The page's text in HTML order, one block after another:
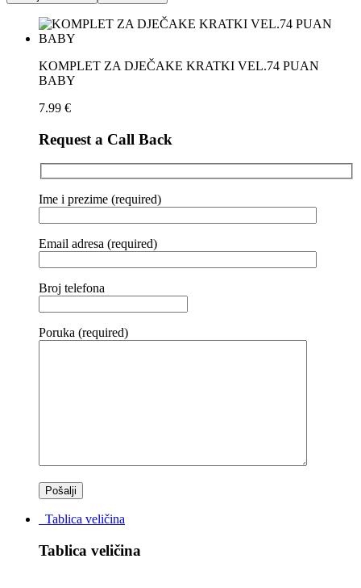
KOMPLET ZA DJEČAKE KRATKI VEL.74 PUAN
BABY
7.99 €
Request a Call Back
Ime i prezime (required)
Email adresa (required)
Broj telefona
Poruka (required)
Tablica veličina
Tablica veličina